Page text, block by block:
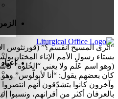
“أتُرى المسيح انقسم؟” (قورنثوس الأولى 1 :
(وهو اسم عَلَم ولا يعني “الخُلوة”
كان بعضهم يقول: “أنا لأبولّوس”
وآخرون كانوا يتشدّقون أنهم
بالعرفان أكثر من أقرانهم،